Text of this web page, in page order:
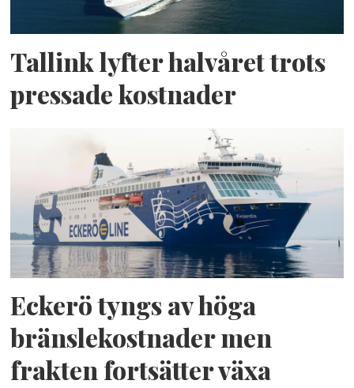
Tallink lyfter halvåret trots
pressade kostnader
Eckerö tyngs av höga
bränslekostnader men
frakten fortsätter växa